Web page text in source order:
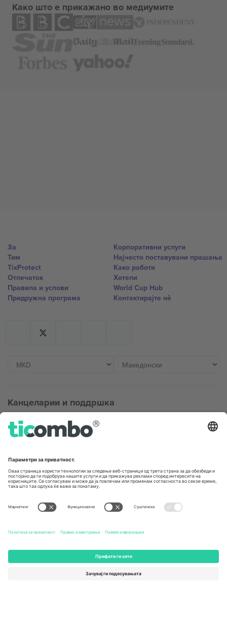
Како што е прикажано во медиумите
За
Тим
TixProtect
Отпечаток
Правила и услови
Придружна програма
Корпоративни услуги
Најчесто поставувани прашања
Како работи
Хотели
World Cup Hub
Контактирајте нѐ
Канцеларии и поддршка
Germany
Unter den Linden 24, 10117
United States
Newark, Delaware 19713, United
Switzerland
Engelberg, Switzerland
Regus Sofia City West, bul
Totleben 53-55, 1606 Sofia,
UAE Dubai Silicon Oasis, DDP
Building A1, Office 302, Dubai,
United Arab Emirates